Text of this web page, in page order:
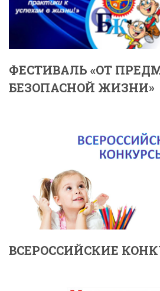
ФЕСТИВАЛЬ «ОТ
БЕЗОПАСНОЙ ЖИЗНИ»
ВСЕРОССИЙСКИЕ